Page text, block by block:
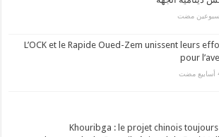
‏أسبوعين مضت
L’OCK et le Rapide Oued-Zem unissent leurs
pour
Khouribga : le projet chinois toujours